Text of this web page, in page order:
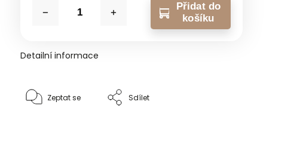
Přidat do
košíku
Detailní informace
Zeptat se Sdílet